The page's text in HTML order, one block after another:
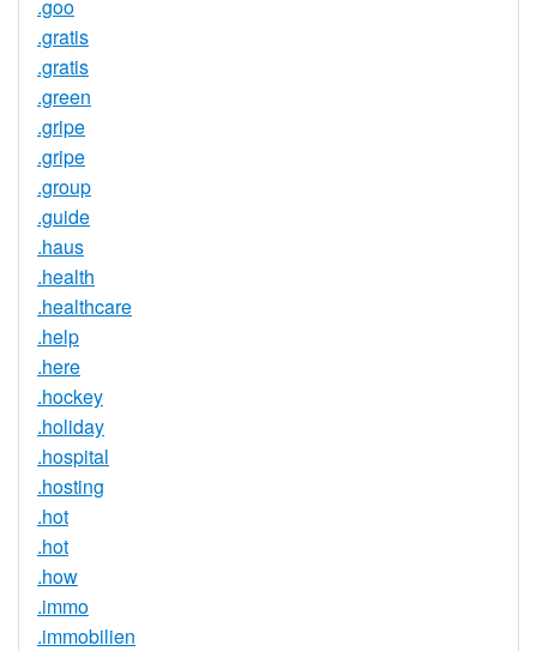
.goo
.gratis
.gratis
.green
.gripe
.gripe
.group
.guide
.haus
.health
.healthcare
.help
.here
.hockey
.holiday
.hospital
.hosting
.hot
.hot
.how
.immo
.immobilien